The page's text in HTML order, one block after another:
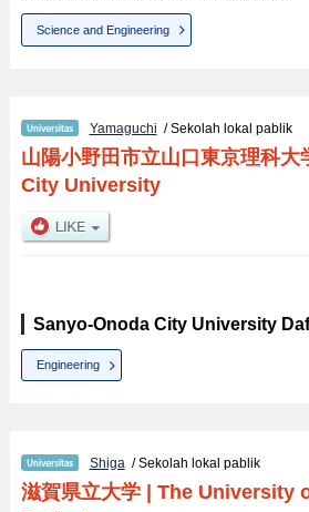
Science and Engineering
Yamaguchi / Sekolah lokal pablik
山陽小野田市立山口東京理科大
City University
Sanyo-Onoda City University
Engineering
Shiga/ Sekolah lokal pablik
滋賀県立大学| The University